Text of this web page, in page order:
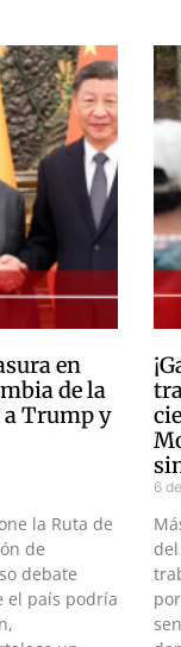
en
de la
a Trump y
la Ruta de
de
debate
el país podría
6